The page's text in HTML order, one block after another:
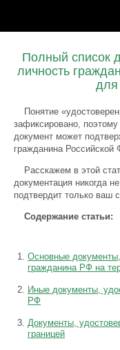
Полный список
личность
для
Понятие
зафиксировано, поэтому
документ может
гражданина Российской
Расскажем в этой
документация никогда
подтвердит только ваш
Содержание статьи:
Основные
гражданина РФ на
Иные документы,
РФ
Документы,
границей